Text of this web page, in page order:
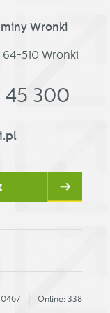
Wronki
510 Wronki
45 300
Online: 338